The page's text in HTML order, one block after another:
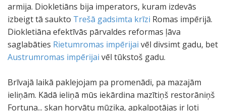
armija. Diokletiāns bija imperators, kuram izdevās
izbeigt tā saukto Trešā gadsimta krīzi Romas impērijā.
Diokletiāna efektīvās pārvaldes reformas ļāva
saglabāties Rietumromas impērijai vēl divsimt gadu, bet
Austrumromas impērijai vēl tūkstoš gadu.
Brīvajā laikā paklejojam pa promenādi, pa mazajām
ieliņām. Kādā ieliņā mūs iekārdina mazītiņš restorāniņš
Fortuna... skan horvātu mūzika, apkalpotājas ir ļoti